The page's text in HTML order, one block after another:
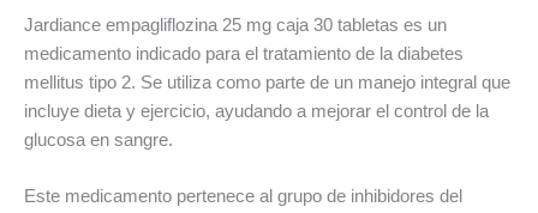
Jardiance empagliflozina 25 mg caja 30 tabletas es un
medicamento indicado para el tratamiento de la diabetes
mellitus tipo 2. Se utiliza como parte de un manejo integral que
incluye dieta y ejercicio, ayudando a mejorar el control de la
glucosa en sangre.
Este medicamento pertenece al grupo de inhibidores del